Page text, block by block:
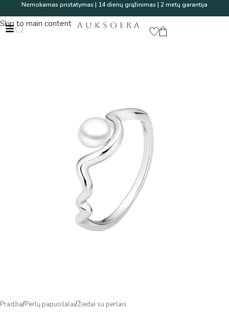
Skip to navigation
Skip to main content
Nemokamas pristatymas | 14 dienų grąžinimas | 2 metų garantija
AUKSOERA
Pradžia/Perlų papuošalai/Žiedai su perlais